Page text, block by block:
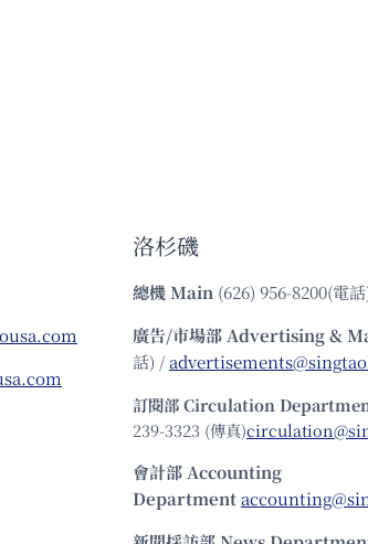
洛杉磯
總機Main (626) 956-8200(電
廣告/市場部Advertising &
話) /
訂閱部 Circulation
239-3323 (傳真)
會計部 Accounting
Department